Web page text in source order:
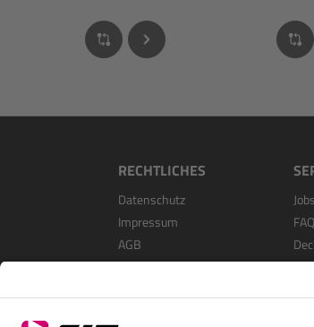
RECHTLICHES
Datenschutz
Impressum
AGB
Jobs
FAQ